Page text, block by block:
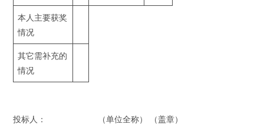
本人主要获奖
情况
其它需补充的
情况
投标人： （单位全称） （盖章）